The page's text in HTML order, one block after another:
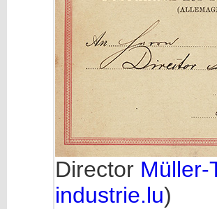
Director Müller-
industrie.lu)